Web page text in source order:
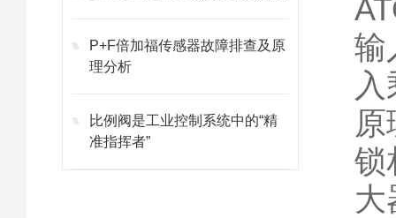
P+F倍加福传感器故障排查及原
理分析
比例阀是工业控制系统中的“精
准指挥者”
输
原
锁
大